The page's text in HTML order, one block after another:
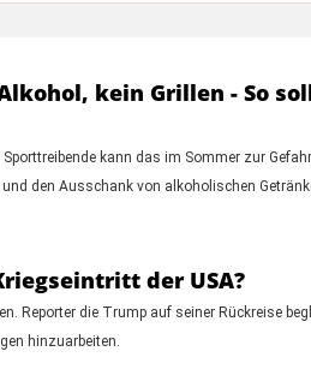
kein Grillen - So
kann das im Sommer zur
den Ausschank von alkoholischen
der USA?
Reporter die Trump auf seiner Rückreise
hinzuarbeiten.